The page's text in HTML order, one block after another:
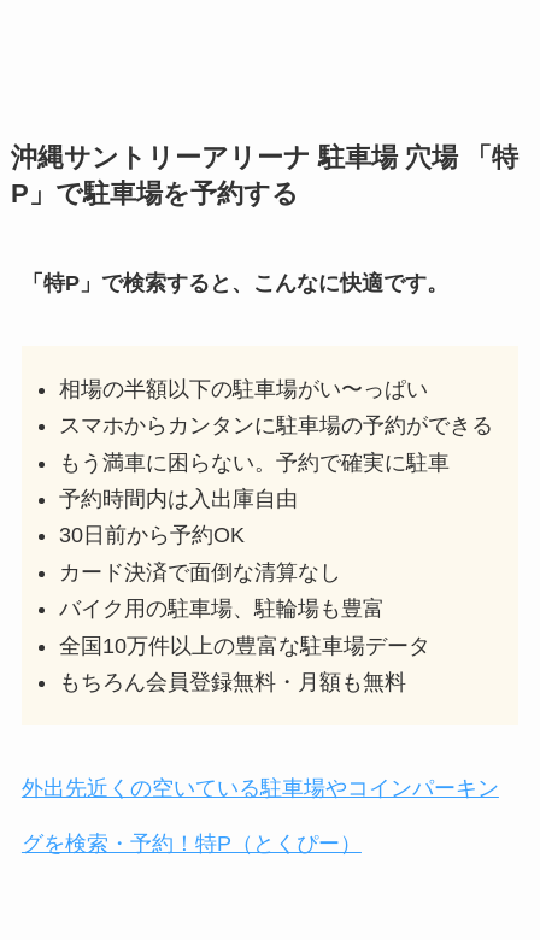
沖縄サントリーアリーナ 駐車場 穴場 「特
P」で駐車場を予約する
「特P」で検索すると、こんなに快適です。
相場の半額以下の駐車場がい〜っぱい
スマホからカンタンに駐車場の予約ができる
もう満車に困らない。予約で確実に駐車
予約時間内は入出庫自由
30日前から予約OK
カード決済で面倒な清算なし
バイク用の駐車場、駐輪場も豊富
全国10万件以上の豊富な駐車場データ
もちろん会員登録無料・月額も無料
外出先近くの空いている駐車場やコインパーキン
グを検索・予約！特P（とくぴー）